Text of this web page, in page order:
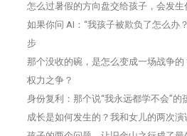
怎么过暑假的方向盘交给孩子，会发生
如果你问 AI：“我孩子被欺负了怎么办
步
那个没收的碗，是怎么变成一场战争
权力之争？
身份复利：那个说“我永远都学不会”的
成长是如何发生的？我和女儿的两次演